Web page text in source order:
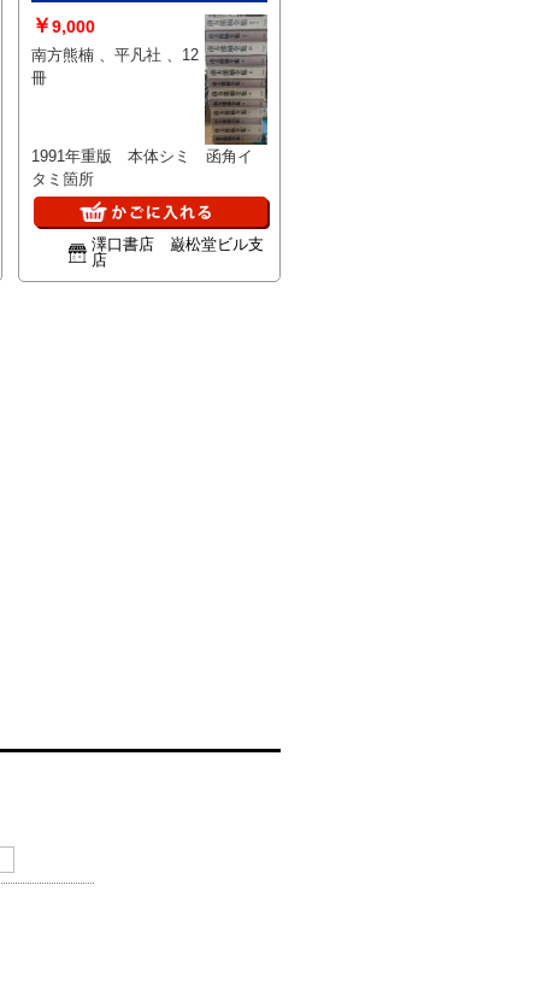
￥9,000
南方熊楠 、平凡社 、12
冊
1991年重版 本体シミ 函角イ
タミ箇所
澤口書店 巌松堂ビル支
店